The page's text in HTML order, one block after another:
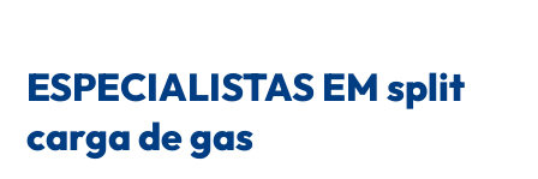
ESPECIALISTAS EM split
carga de gas